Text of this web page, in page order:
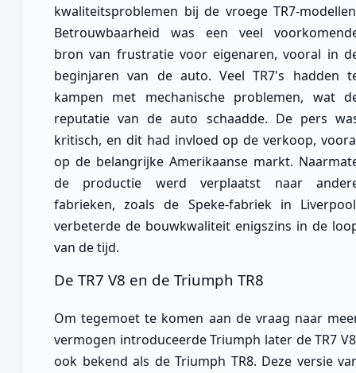
kwaliteitsproblemen bij de vroege TR7-
Betrouwbaarheid was een veel
bron van frustratie voor eigenaren, vooral in
beginjaren van de auto. Veel TR7's hadden
kampen met mechanische problemen, wat
reputatie van de auto schaadde. De pers
kritisch, en dit had invloed op de verkoop,
op de belangrijke Amerikaanse markt.
de productie werd verplaatst naar
fabrieken, zoals de Speke-fabriek in
verbeterde de bouwkwaliteit enigszins in de
van de tijd.
De TR7 V8 en de Triumph TR8
Om tegemoet te komen aan de vraag naar
vermogen introduceerde Triumph later de TR7
ook bekend als de Triumph TR8. Deze versie